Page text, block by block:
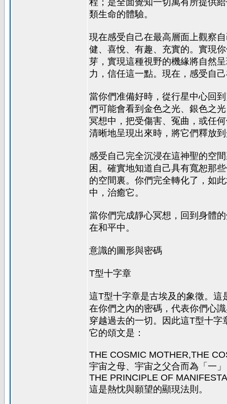
程；是全面覺知一切萬有所提供
類生命的體驗。
現在感受自己在最高層面上觀察
健、喜悅、有趣、充實的。實現
芽，實現這種視野的機緣將自然
力，信任這一點。現在，感受自
當你們准備好時，從行星中心回
們可能會看到金色之光、銀色之
冥想中，把受傷害、冤曲，或任
清晰地呈現出來時，將它們釋放
感受自己完全沉浸在這神聖的空
困。確實地知道自己具有寬恕那
的空間裏。你們完全轉化了，如
中，治癒它。
當你們完成靜心冥想，回到身體
在和平中。
意識的圖形與密碼
T型十字章
這T型十字章是古埃及的象徵。
在你們之內的密碼，代表你們心
穿越過去的一切。因此這T型十
它的頌文是：
THE COSMIC MOTHER,THE
宇宙之母、宇宙之父合而為「一
THE PRINCIPLE OF
這是熱忱與願望的顯現法則。